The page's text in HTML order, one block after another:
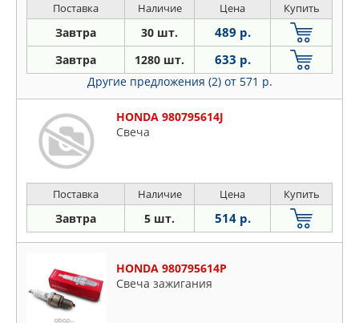
Поставка Наличие Цена Купить
Завтра 30 шт. 489 р.
Завтра 1280 шт. 633 р.
Другие предложения (2) от 571 р.
HONDA 980795614J
Свеча
Поставка Наличие Цена Купить
Завтра 5 шт. 514 р.
HONDA 980795614P
Свеча зажигания